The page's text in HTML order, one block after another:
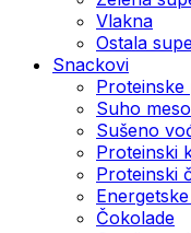
Vlakna
Ostala
Snackovi
Proteinske
Suho meso
Sušeno
Proteinski
Proteinski
Čokolade